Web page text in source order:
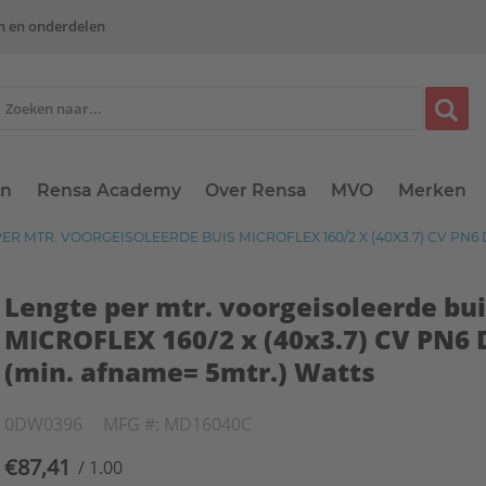
en onderdelen
Rensa Academy Over Rensa MVO Merken
MTR. VOORGEISOLEERDE BUIS MICROFLEX 160/2 X (40X3.7) CV
Lengte per mtr. voorgeisoleerde
MICROFLEX 160/2 x (40x3.7) CV PN6
(min. afname= 5mtr.) Watts
0DW0396 MFG #: MD16040C
€87,41 / 1.00